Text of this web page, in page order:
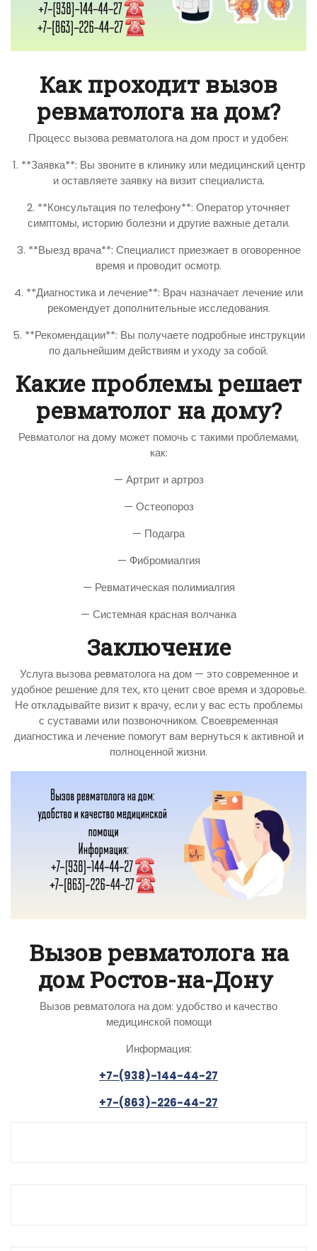
Как проходит вызов
ревматолога на дом?
Процесс вызова ревматолога на дом прост и удобен:
1. **Заявка**: Вы звоните в клинику или медицинский центр
и оставляете заявку на визит специалиста.
2. **Консультация по телефону**: Оператор уточняет
симптомы, историю болезни и другие важные детали.
3. **Выезд врача**: Специалист приезжает в оговоренное
время и проводит осмотр.
4. **Диагностика и лечение**: Врач назначает лечение или
рекомендует дополнительные исследования.
5. **Рекомендации**: Вы получаете подробные инструкции
по дальнейшим действиям и уходу за собой.
Какие проблемы решает
ревматолог на дому?
Ревматолог на дому может помочь с такими проблемами,
как:
— Артрит и артроз
— Остеопороз
— Подагра
— Фибромиалгия
— Ревматическая полимиалгия
— Системная красная волчанка
Заключение
Услуга вызова ревматолога на дом — это современное и
удобное решение для тех, кто ценит свое время и здоровье.
Не откладывайте визит к врачу, если у вас есть проблемы
с суставами или позвоночником. Своевременная
диагностика и лечение помогут вам вернуться к активной и
полноценной жизни.
Вызов ревматолога на
дом Ростов-на-Дону
Вызов ревматолога на дом: удобство и качество
медицинской помощи
Информация:
+7-(938)-144-44-27
+7-(863)-226-44-27